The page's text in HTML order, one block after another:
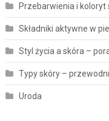
Przebarwienia i koloryt
Składniki aktywne w
Styl życia a skóra –
Typy skóry –
Uroda